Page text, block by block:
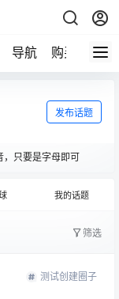
导航 购买
发布话题
，只要是字母即可
我的话题
筛选
测试创建圈子